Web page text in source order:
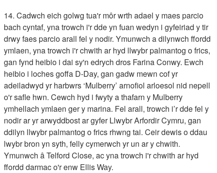
14. Cadwch eich golwg tua'r môr wrth adael y maes parcio
bach cyntaf, yna trowch i'r dde yn fuan wedyn i gyfeiriad y tir
drwy faes parcio arall fel y nodir. Ymunwch a dilynwch ffordd
ymlaen, yna trowch i'r chwith ar hyd llwybr palmantog o frics,
gan fynd heibio i dai sy'n edrych dros Farina Conwy. Ewch
heibio i loches goffa D-Day, gan gadw mewn cof yr
adeiladwyd yr harbwrs ‘Mulberry’ arnofiol arloesol nid nepell
o'r safle hwn. Cewch hyd i fwyty a thafarn y Mulberry
ymhellach ymlaen ger y marina. Fel arall, trowch i’r dde fel y
nodir ar yr arwyddbost ar gyfer Llwybr Arfordir Cymru, gan
ddilyn llwybr palmantog o frics rhwng tai. Ceir dewis o ddau
lwybr bron yn syth, felly cymerwch yr un ar y chwith.
Ymunwch â Telford Close, ac yna trowch i'r chwith ar hyd
ffordd darmac o'r enw Ellis Way.